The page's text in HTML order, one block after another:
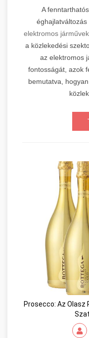
A
elektromos járművek
a közlekedési
az elektromos
fontosságát, azok
bemutatva,
Prosecco: Az